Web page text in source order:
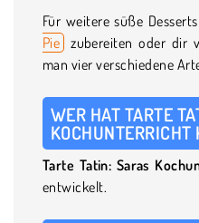
Für weitere süße
Pie zubereiten oder dir
man vier verschiedene
WER HAT TARTE
KOCHUNTERRICHT
Tarte Tatin: Saras
entwickelt.